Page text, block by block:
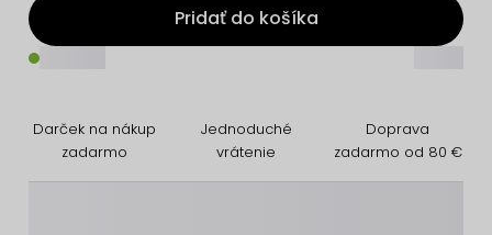
Pridať do košíka
Darček na nákup
zadarmo
Jednoduché
vrátenie
Doprava
zadarmo od 80 €